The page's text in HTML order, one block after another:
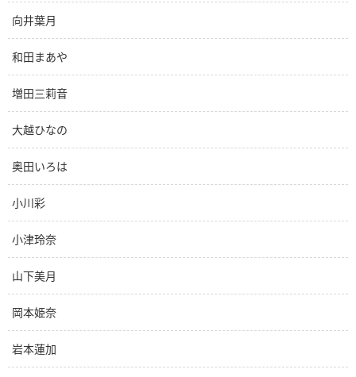
向井葉月
和田まあや
増田三莉音
大越ひなの
奥田いろは
小川彩
小津玲奈
山下美月
岡本姫奈
岩本蓮加